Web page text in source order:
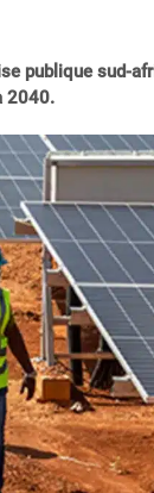
publique sud-
2040.